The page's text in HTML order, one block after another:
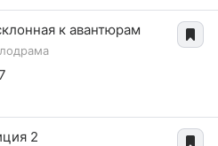
к авантюрам
2